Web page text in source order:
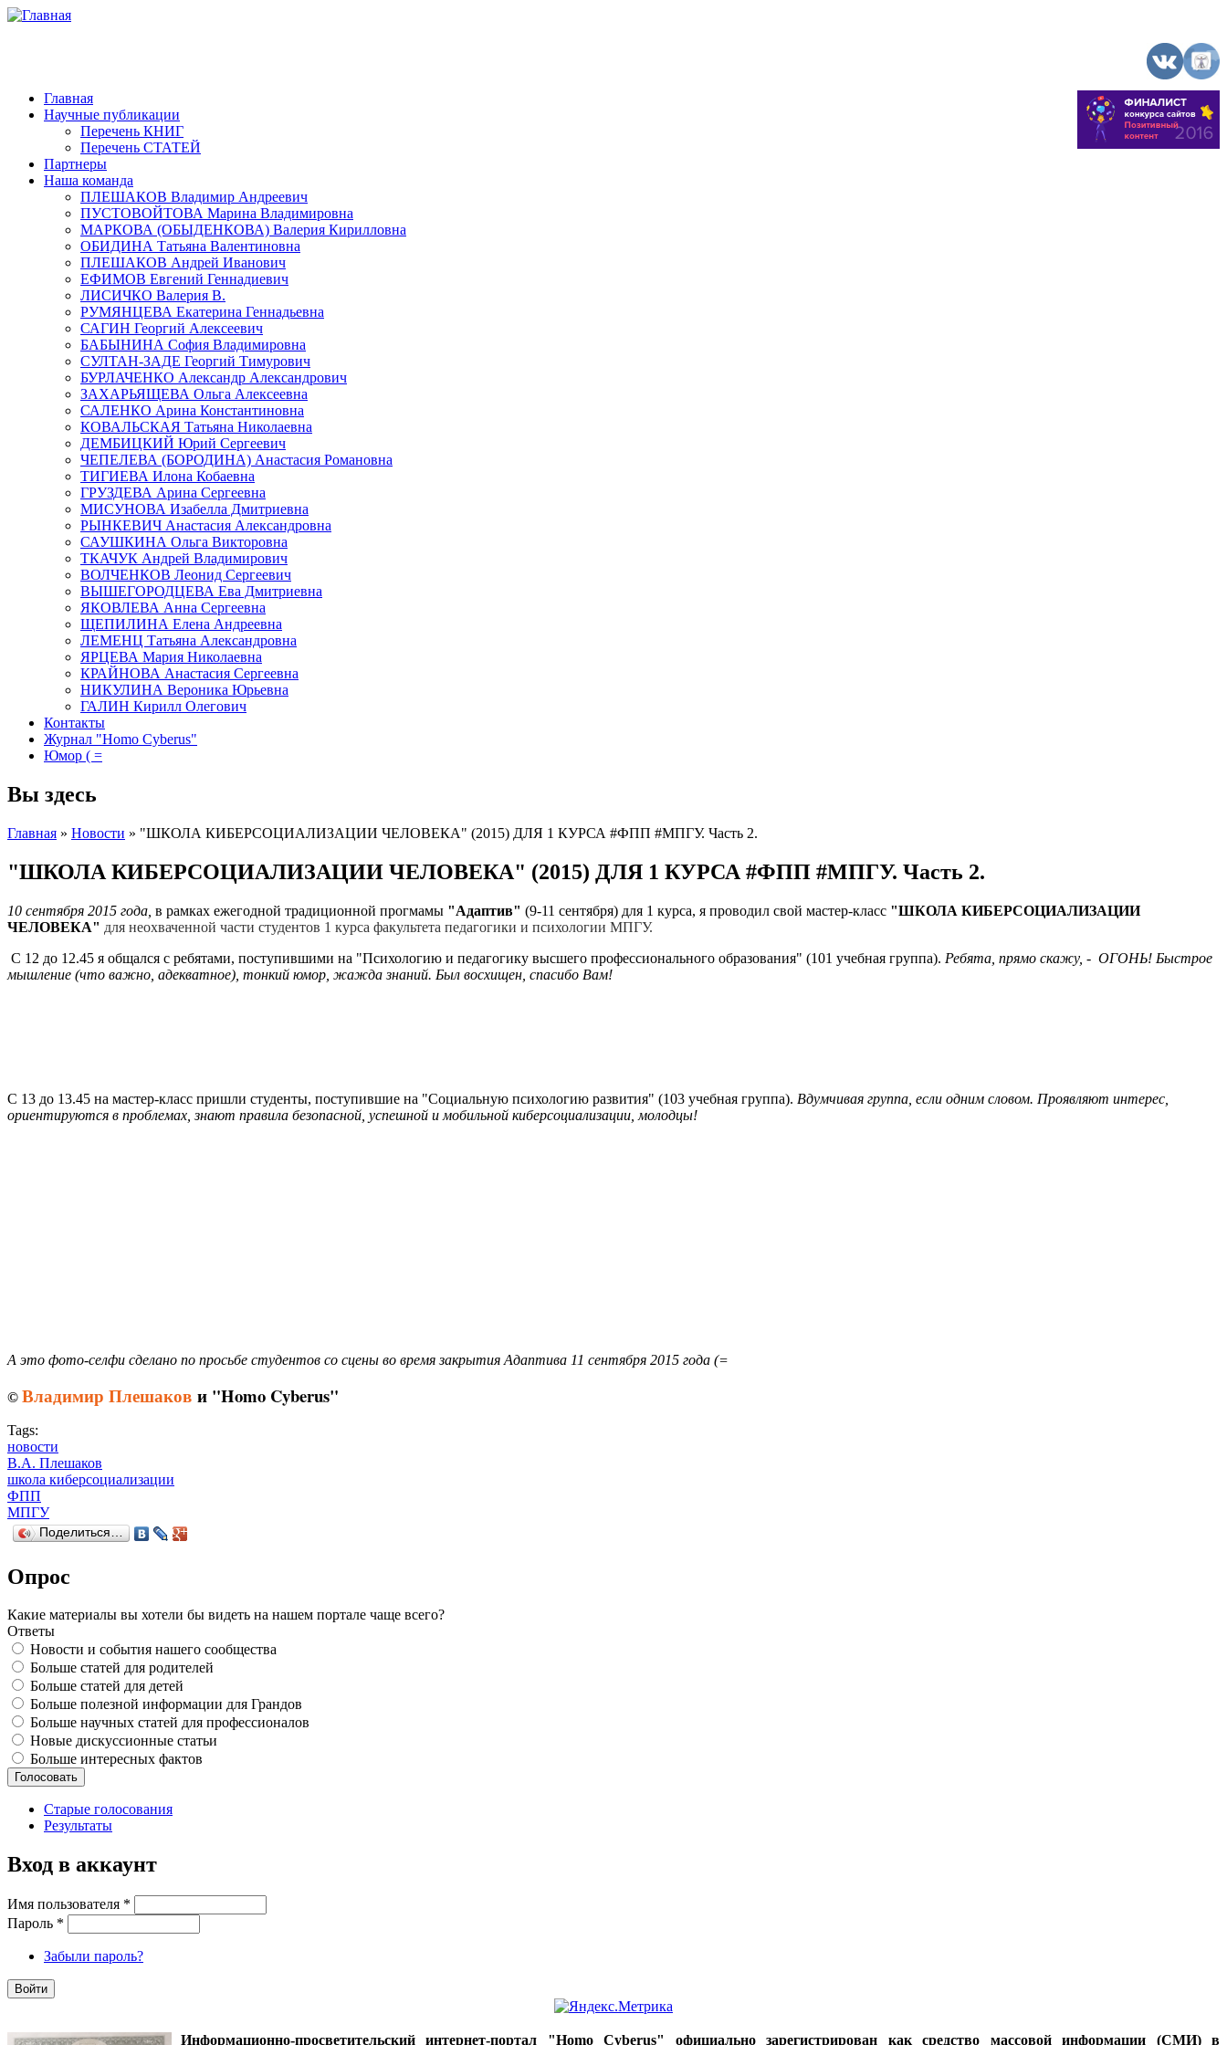
Главная
Научные публикации
Перечень КНИГ
Перечень СТАТЕЙ
Партнеры
Наша команда
ПЛЕШАКОВ Владимир Андреевич
ПУСТОВОЙТОВА Марина Владимировна
МАРКОВА (ОБЫДЕНКОВА) Валерия Кирилловна
ОБИДИНА Татьяна Валентиновна
ПЛЕШАКОВ Андрей Иванович
ЕФИМОВ Евгений Геннадиевич
ЛИСИЧКО Валерия В.
РУМЯНЦЕВА Екатерина Геннадьевна
САГИН Георгий Алексеевич
БАБЫНИНА София Владимировна
СУЛТАН-ЗАДЕ Георгий Тимурович
БУРЛАЧЕНКО Александр Александрович
ЗАХАРЬЯЩЕВА Ольга Алексеевна
САЛЕНКО Арина Константиновна
КОВАЛЬСКАЯ Татьяна Николаевна
ДЕМБИЦКИЙ Юрий Сергеевич
ЧЕПЕЛЕВА (БОРОДИНА) Анастасия Романовна
ТИГИЕВА Илона Кобаевна
ГРУЗДЕВА Арина Сергеевна
МИСУНОВА Изабелла Дмитриевна
РЫНКЕВИЧ Анастасия Александровна
САУШКИНА Ольга Викторовна
ТКАЧУК Андрей Владимирович
ВОЛЧЕНКОВ Леонид Сергеевич
ВЫШЕГОРОДЦЕВА Ева Дмитриевна
ЯКОВЛЕВА Анна Сергеевна
ЩЕПИЛИНА Елена Андреевна
ЛЕМЕНЦ Татьяна Александровна
ЯРЦЕВА Мария Николаевна
КРАЙНОВА Анастасия Сергеевна
НИКУЛИНА Вероника Юрьевна
ГАЛИН Кирилл Олегович
Контакты
Журнал "Homo Cyberus"
Юмор ( =
Вы здесь
Главная » Новости » "ШКОЛА КИБЕРСОЦИАЛИЗАЦИИ ЧЕЛОВЕКА" (2015) ДЛЯ 1 КУРСА #ФПП #МПГУ. Часть 2.
"ШКОЛА КИБЕРСОЦИАЛИЗАЦИИ ЧЕЛОВЕКА" (2015) ДЛЯ 1 КУРСА #ФПП #МПГУ. Часть 2.
10 сентября 2015 года, в рамках ежегодной традиционной прогмамы "Адаптив" (9-11 сентября) для 1 курса, я проводил свой мастер-класс "ШКОЛА КИБЕРСОЦИАЛИЗАЦИИ
ЧЕЛОВЕКА" для неохваченной части студентов 1 курса факультета педагогики и психологии МПГУ.
С 12 до 12.45 я общался с ребятами, поступившими на "Психологию и педагогику высшего профессионального образования" (101 учебная группа). Ребята, прямо скажу, - ОГОНЬ! Быстрое
мышление (что важно, адекватное), тонкий юмор, жажда знаний. Был восхищен, спасибо Вам!
С 13 до 13.45 на мастер-класс пришли студенты, поступившие на "Социальную психологию развития" (103 учебная группа). Вдумчивая группа, если одним словом. Проявляют интерес,
ориентируются в проблемах, знают правила безопасной, успешной и мобильной киберсоциализации, молодцы!
А это фото-селфи сделано по просьбе студентов со сцены во время закрытия Адаптива 11 сентября 2015 года (=
© Владимир Плешаков и "Homo Cyberus"
Tags:
новости
В.А. Плешаков
школа киберсоциализации
ФПП
МПГУ
Поделиться…
Опрос
Какие материалы вы хотели бы видеть на нашем портале чаще всего?
Ответы
Новости и события нашего сообщества
Больше статей для родителей
Больше статей для детей
Больше полезной информации для Грандов
Больше научных статей для профессионалов
Новые дискуссионные статьи
Больше интересных фактов
Старые голосования
Результаты
Вход в аккаунт
Имя пользователя *
Пароль *
Забыли пароль?
Информационно-просветительский интернет-портал "Homo Cyberus" официально зарегистрирован как средство массовой информации (СМИ) в